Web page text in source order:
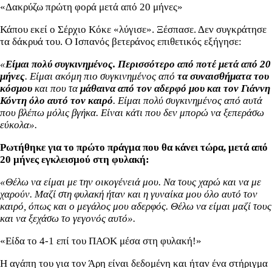
«Δακρύζω πρώτη φορά μετά από 20 μήνες»
Κάπου εκεί ο Σέρχιο Κόκε «λύγισε». Ξέσπασε. Δεν συγκράτησε
τα δάκρυά του. Ο Ισπανός βετεράνος επιθετικός εξήγησε:
«Είμαι πολύ συγκινημένος. Περισσότερο από ποτέ μετά από 20
μήνες. Είμαι ακόμη πιο συγκινημένος από τα συναισθήματα του
κόσμου και που τα μάθαινα από τον αδερφό μου και τον Γιάννη
Κόντη όλο αυτό τον καιρό. Είμαι πολύ συγκινημένος από αυτά
που βλέπω μόλις βγήκα. Είναι κάτι που δεν μπορώ να ξεπεράσω
εύκολα».
Ρωτήθηκε για το πρώτο πράγμα που θα κάνει τώρα, μετά από
20 μήνες εγκλεισμού στη φυλακή:
«Θέλω να είμαι με την οικογένειά μου. Να τους χαρώ και να με
χαρούν. Μαζί στη φυλακή ήταν και η γυναίκα μου όλο αυτό τον
καιρό, όπως και ο μεγάλος μου αδερφός. Θέλω να είμαι μαζί τους
και να ξεχάσω το γεγονός αυτό».
«Είδα το 4-1 επί του ΠΑΟΚ μέσα στη φυλακή!»
Η αγάπη του για τον Άρη είναι δεδομένη και ήταν ένα στήριγμα